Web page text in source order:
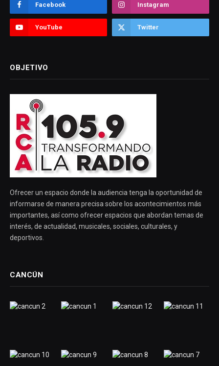
Facebook Instagram
YouTube Twitter
OBJETIVO
Ofrecer un espacio donde la audiencia tenga la oportunidad de
informarse de manera precisa sobre los acontecimientos más
importantes, así como ofrecer espacios que abordan temas de
interés, de actualidad, musicales, sociales, culturales, y
deportivos.
CANCÚN